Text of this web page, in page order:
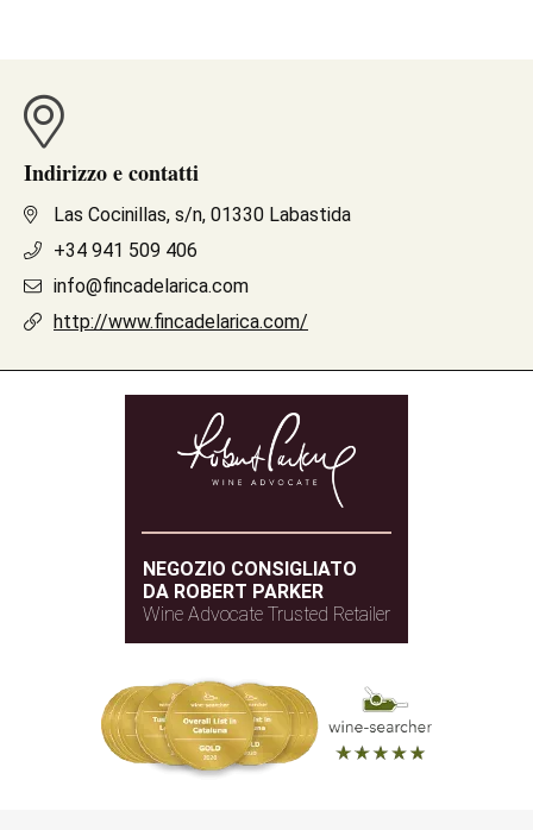
Indirizzo e contatti
Las Cocinillas, s/n, 01330 Labastida
+34 941 509 406
info@fincadelarica.com
http://www.fincadelarica.com/
NEGOZIO CONSIGLIATO
DA ROBERT PARKER
Wine Advocate Trusted Retailer